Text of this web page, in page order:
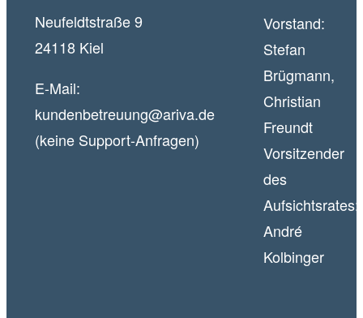
Neufeldtstraße 9
24118 Kiel
E-Mail:
kundenbetreuung@ariva.de
(keine Support-Anfragen)
Vorstand:
Stefan
Brügmann,
Christian
Freundt
Vorsitzender
des
Aufsichtsrates:
André
Kolbinger